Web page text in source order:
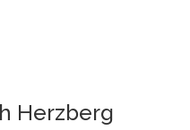
Herzberg